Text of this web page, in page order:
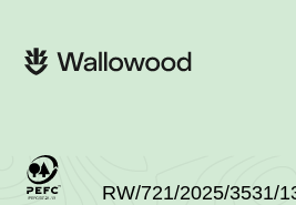
navigation
principale
RW/721/2025/3531/
principale